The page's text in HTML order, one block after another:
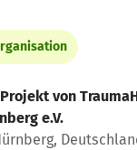
von
e.V.